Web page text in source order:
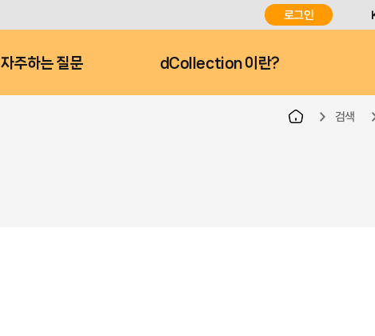
로그인
자주하는 질문 dCollection 이란?
검색